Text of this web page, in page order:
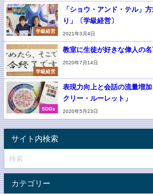
学級経営
「ショウ・アンド・テル」
り」〔学級経営〕
2021年3月4日
学級経営
教室に生徒が好きな偉人の
2020年7月14日
SDGs
表現力向上と会話の流量増
クリー・ルーレット」
2020年5月23日
サイト内検索
カテゴリー